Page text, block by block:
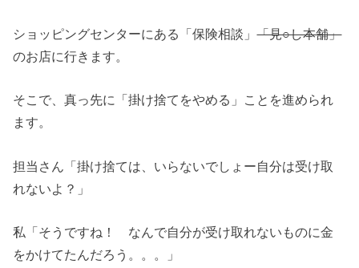
ショッピングセンターにある「保険相談」「見○し本舗」
のお店に行きます。
そこで、真っ先に「掛け捨てをやめる」ことを進められ
ます。
担当さん「掛け捨ては、いらないでしょー自分は受け取
れないよ？」
私「そうですね！ なんで自分が受け取れないものに金
をかけてたんだろう。。。」